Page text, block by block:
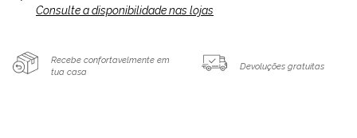
Consulte a disponibilidade nas lojas
Recebe confortavelmente em
tua casa
Devoluções gratuitas